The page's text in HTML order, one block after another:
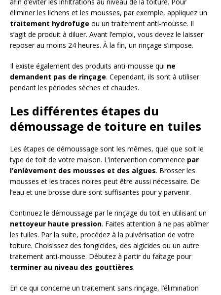
éliminer les lichens et les mousses, par exemple, appliquez un
traitement hydrofuge ou un traitement anti-mousse. Il
s’agit de produit à diluer. Avant l’emploi, vous devez le laisser
reposer au moins 24 heures. À la fin, un rinçage s’impose.
Il existe également des produits anti-mousse qui ne
demandent pas de rinçage. Cependant, ils sont à utiliser
pendant les périodes sèches et chaudes.
Les différentes étapes du
démoussage de toiture en tuiles
Les étapes de démoussage sont les mêmes, quel que soit le
type de toit de votre maison. L’intervention commence par
l’enlèvement des mousses et des algues. Brosser les
mousses et les traces noires peut être aussi nécessaire. De
l’eau et une brosse dure sont suffisantes pour y parvenir.
Continuez le démoussage par le rinçage du toit en utilisant un
nettoyeur haute pression. Faites attention à ne pas abîmer
les tuiles. Par la suite, procédez à la pulvérisation de votre
toiture. Choisissez des fongicides, des algicides ou un autre
traitement anti-mousse. Débutez à partir du faîtage pour
terminer au niveau des gouttières.
En ce qui concerne un traitement sans rinçage, l’élimination